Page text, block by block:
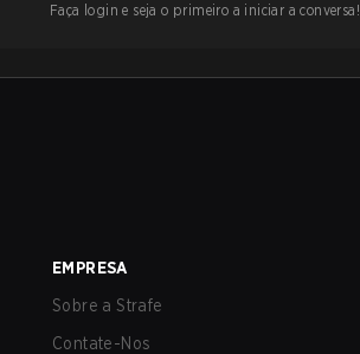
Faça login e seja o primeiro a iniciar a conversa!
EMPRESA
Sobre a Strafe
Contate-Nos